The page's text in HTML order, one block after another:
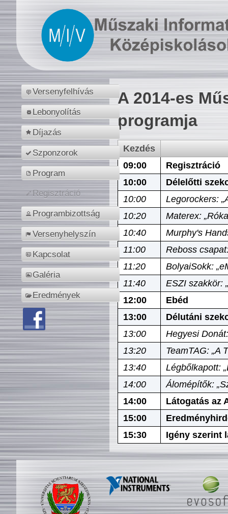
Versenyfelhívás
Lebonyolítás
Díjazás
Szponzorok
Program
Regisztráció
Programbizottság
Versenyhelyszín
Kapcsolat
Galéria
Eredmények
A 2014-es
programja
Kezdés
09:00
Regisztráció
10:00
Délelőtti
10:00
Legorockers:
10:20
Materex:
10:40
Murphy's
11:00
Reboss
11:20
BolyaiSokk:
11:40
ESZI szakkör:
12:00
Ebéd
13:00
Délutáni
13:00
Hegyesi
13:20
TeamTAG: „A
13:40
Légbőlkapott:
14:00
Álomépítők:
14:00
Látogatás az
15:00
15:30
Igény szerint